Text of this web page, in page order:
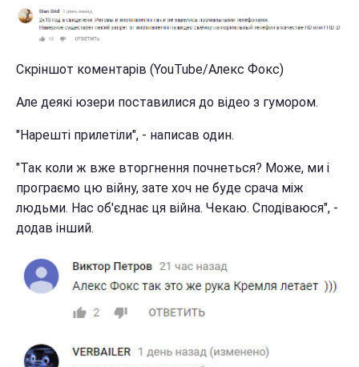
Скріншот коментарів (YouTube/Алекс Фокс)
Але деякі юзери поставилися до відео з гумором.
"Нарешті прилетіли", - написав один.
"Так коли ж вже вторгнення почнеться? Може, ми і
програємо цю війну, зате хоч не буде срача між
людьми. Нас об'єднає ця війна. Чекаю. Сподіваюся", -
додав інший.